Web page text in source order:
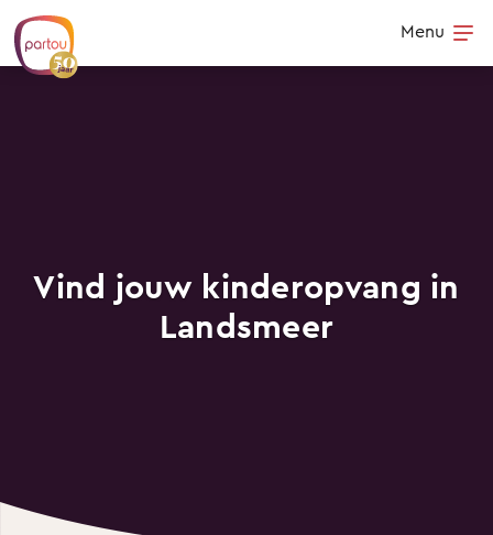
Skip to content
Menu
Vind jouw kinderopvang in
Landsmeer